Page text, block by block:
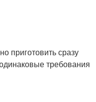
приготовить сразу
требования